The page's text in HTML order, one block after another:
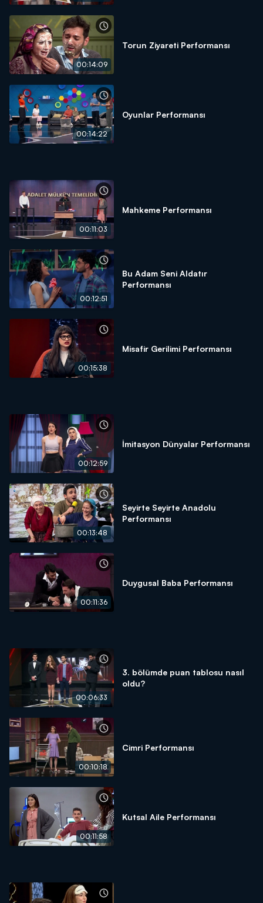
00:14:09
Torun Ziyareti Performansı
00:14:22
Oyunlar Performansı
00:11:03
Mahkeme Performansı
00:12:51
Bu Adam Seni Aldatır
Performansı
00:15:38
Misafir Gerilimi Performansı
00:12:59
İmitasyon Dünyalar Performansı
00:13:48
Seyirte Seyirte Anadolu
Performansı
00:11:36
Duygusal Baba Performansı
00:06:33
3. bölümde puan tablosu nasıl
oldu?
00:10:18
Cimri Performansı
00:11:58
Kutsal Aile Performansı